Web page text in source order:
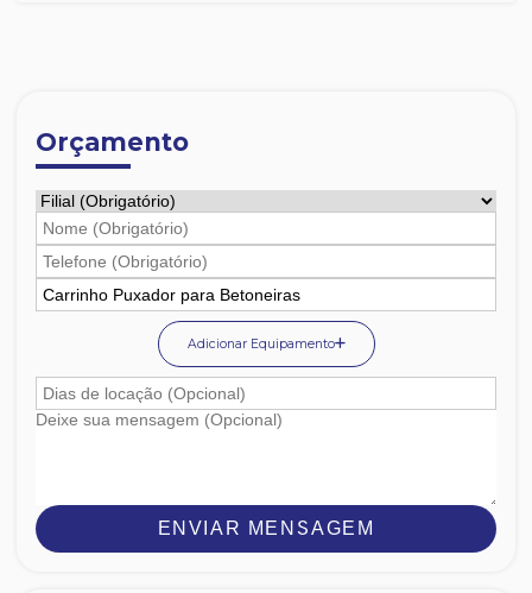
Orçamento
Adicionar Equipamento
ENVIAR MENSAGEM